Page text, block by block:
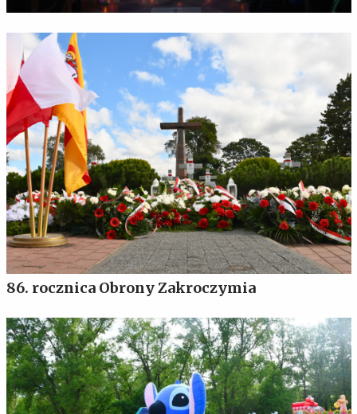
86. rocznica Obrony Zakroczymia